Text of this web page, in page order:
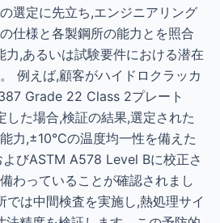
選定に先立ち,エンジニアリング
仕様と各製鋼所の能力とを照合
力,あるいは試験要件における潜在
例えば,顧客がハイドロクラッカ
Grade 22 Class 2プレート
した場合,検証の結果,選定された
力,±10°Cの温度均一性を備えた
びASTM A578 Level Bに校正さ
わっていることが確認されまし
では中間検査を実施し,熱処理サイ